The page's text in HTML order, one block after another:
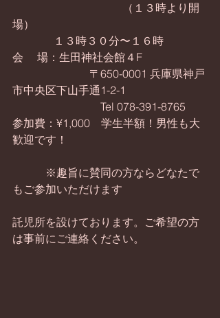
（１３時より開
場）
               １３時３０分〜１６時
会 　場：生田神社会館４F
〒650-0001 兵庫県神戸
市中央区下山手通1-2-1
Tel 078-391-8765
参加費：¥1,000　学生半額！男性も大
歓迎です！
※趣旨に賛同の方ならどなたで
もご参加いただけます
託児所を設けております。ご希望の方
は事前にご連絡ください。